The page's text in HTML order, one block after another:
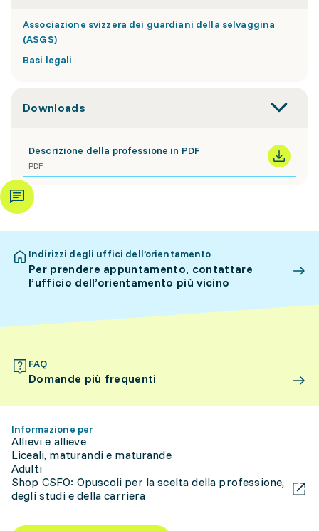
Associazione svizzera dei guardiani della selvaggina
(ASGS)
Basi legali
Downloads
Descrizione della professione in PDF
PDF
Indirizzi degli uffici dell’orientamento
Per prendere appuntamento, contattare
l’ufficio dell’orientamento più vicino
FAQ
Domande più frequenti
Informazione per
Allievi e allieve
Liceali, maturandi e maturande
Adulti
Shop CSFO: Opuscoli per la scelta della professione,
degli studi e della carriera